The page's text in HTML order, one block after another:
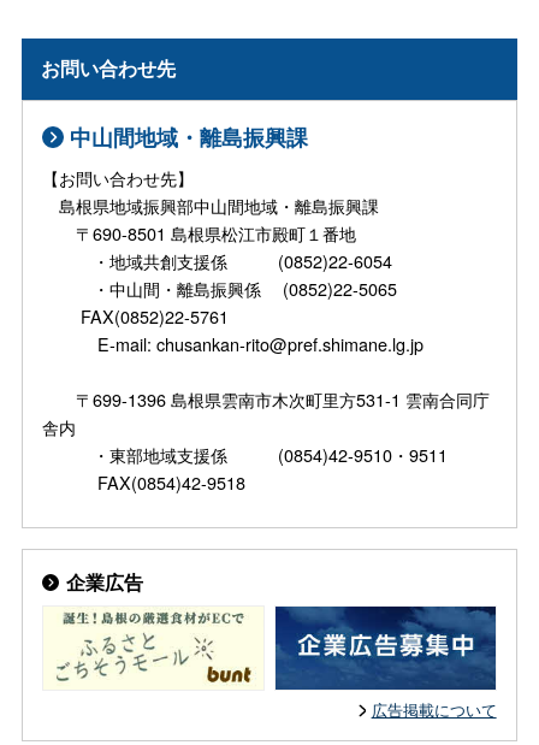
お問い合わせ先
中山間地域・離島振興課
【お問い合わせ先】
島根県地域振興部中山間地域・離島振興課
〒690-8501 島根県松江市殿町１番地
・地域共創支援係 (0852)22-6054
・中山間・離島振興係 (0852)22-5065
FAX(0852)22-5761
E-mail: chusankan-rito@pref.shimane.lg.jp
〒699-1396 島根県雲南市木次町里方531-1 雲南合同庁
舎内
・東部地域支援係 (0854)42-9510・9511
FAX(0854)42-9518
企業広告
広告掲載について